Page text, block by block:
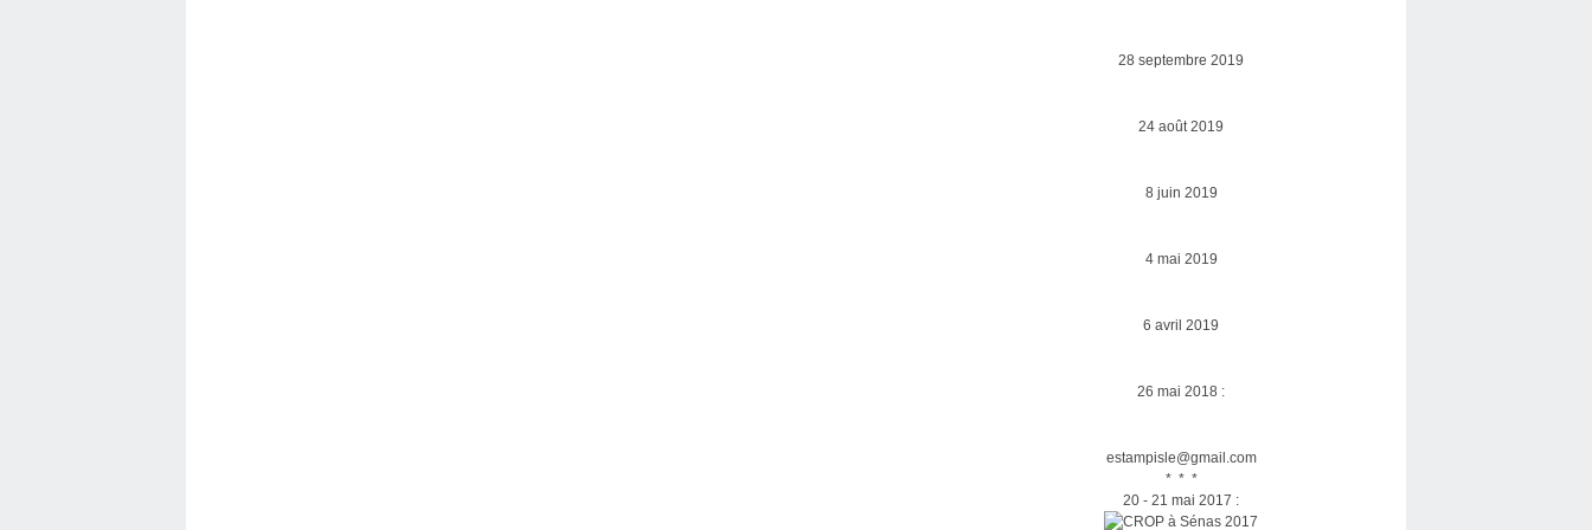
28 septembre 2019
24 août 2019
8 juin 2019
4 mai 2019
6 avril 2019
26 mai 2018 :
estampisle@gmail.com
* * *
20 - 21 mai 2017 :